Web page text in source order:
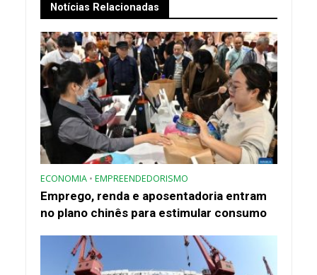
Notícias Relacionadas
ECONOMIA • EMPREENDEDORISMO
Emprego, renda e aposentadoria entram
no plano chinês para estimular consumo